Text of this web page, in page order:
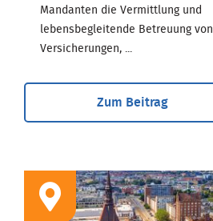
Mandanten die Vermittlung und
lebensbegleitende Betreuung von
Versicherungen, ...
Zum Beitrag